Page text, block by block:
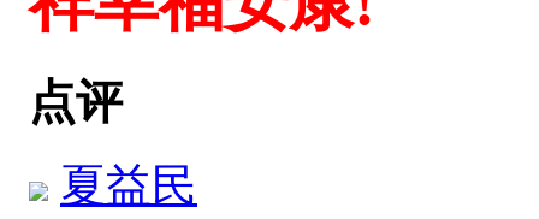
点评
夏益民